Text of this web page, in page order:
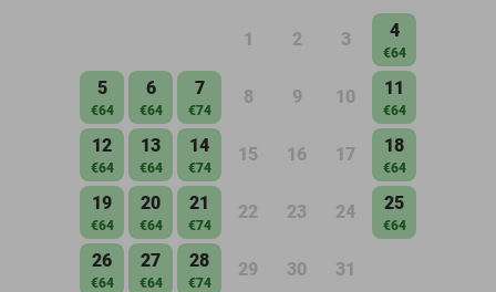
1 2 3 4
€64
5
€64
6
€64
7
€74
8 9 10 11
€64
12
€64
13
€64
14
€74
15 16 17 18
€64
19
€64
20
€64
21
€74
22 23 24 25
€64
26
€64
27
€64
28
€74
29 30 31